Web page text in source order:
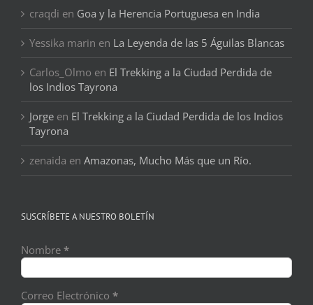
craqdi en Goa y la Herencia Portuguesa en India
Yessika marin en La Leyenda de las 5 Águilas Blancas
Carlos_Olmo en El Trekking a la Ciudad Perdida de
los Indios Tayrona
Jorge en El Trekking a la Ciudad Perdida de los Indios
Tayrona
zenaida en Amazonas, Mucho Más que un Río.
SUSCRÍBETE A NUESTRO BOLETÍN
Nombre *
Correo Electrónico *